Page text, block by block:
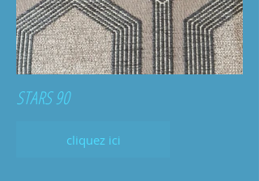
STARS 90
cliquez ici